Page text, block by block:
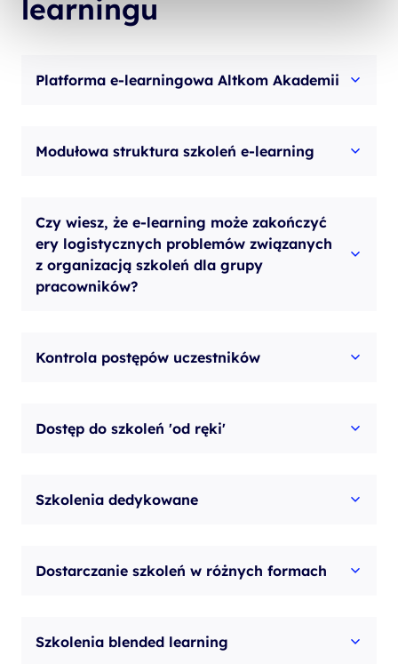
learningu
Platforma e-learningowa Altkom Akademii
Modułowa struktura szkoleń e-learning
Czy wiesz, że e-learning może zakończyć
ery logistycznych problemów związanych
z organizacją szkoleń dla grupy
pracowników?
Kontrola postępów uczestników
Dostęp do szkoleń 'od ręki'
Szkolenia dedykowane
Dostarczanie szkoleń w różnych formach
Szkolenia blended learning